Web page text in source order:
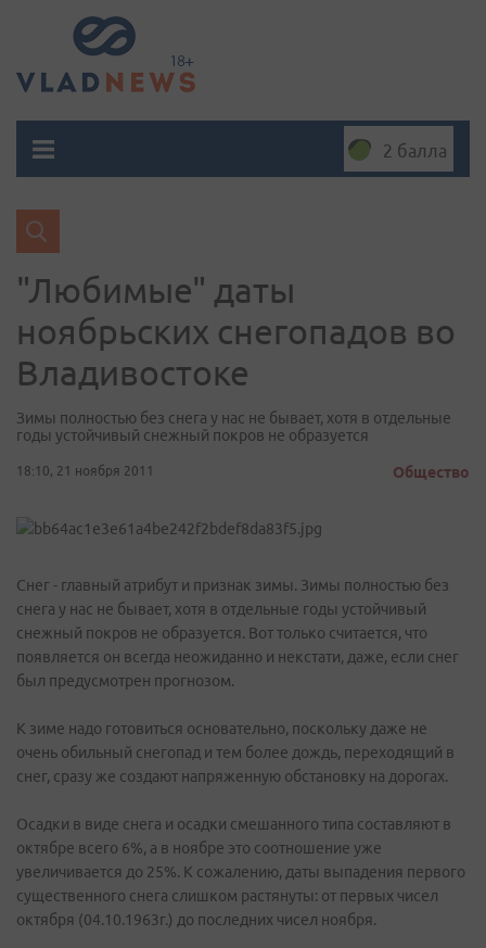
2 балла
"Любимые" даты
ноябрьских снегопадов во
Владивостоке
Зимы полностью без снега у нас не бывает, хотя в отдельные
годы устойчивый снежный покров не образуется
18:10, 21 ноября 2011 Общество
Снег - главный атрибут и признак зимы. Зимы полностью без
снега у нас не бывает, хотя в отдельные годы устойчивый
снежный покров не образуется. Вот только считается, что
появляется он всегда неожиданно и некстати, даже, если снег
был предусмотрен прогнозом.
К зиме надо готовиться основательно, поскольку даже не
очень обильный снегопад и тем более дождь, переходящий в
снег, сразу же создают напряженную обстановку на дорогах.
Осадки в виде снега и осадки смешанного типа составляют в
октябре всего 6%, а в ноябре это соотношение уже
увеличивается до 25%. К сожалению, даты выпадения первого
существенного снега слишком растянуты: от первых чисел
октября (04.10.1963г.) до последних чисел ноября.